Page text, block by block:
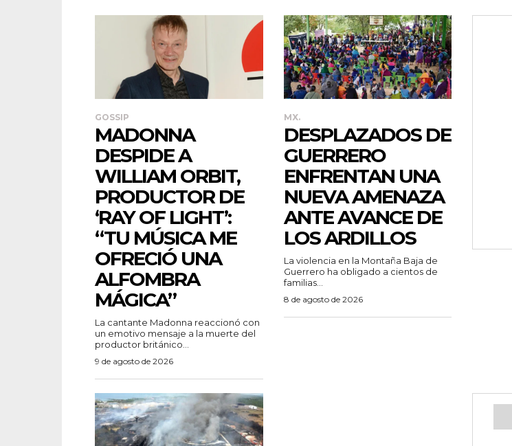
GOSSIP
MADONNA
DESPIDE A
WILLIAM ORBIT,
PRODUCTOR DE
‘RAY OF LIGHT’:
“TU MÚSICA ME
OFRECIÓ UNA
ALFOMBRA
MÁGICA”
La cantante Madonna reaccionó con
un emotivo mensaje a la muerte del
productor británico...
9 de agosto de 2026
MX.
DESPLAZADOS DE
GUERRERO
ENFRENTAN UNA
NUEVA AMENAZA
ANTE AVANCE DE
LOS ARDILLOS
La violencia en la Montaña Baja de
Guerrero ha obligado a cientos de
familias...
8 de agosto de 2026